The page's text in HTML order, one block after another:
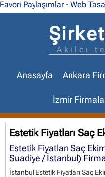
Favori Paylaşımlar- Web
Akılcı
Anasayfa Ankara
İzmir
Estetik Fiyatları Saç
Estetik Fiyatları Saç
Suadiye / İstanbul) Firma
İstanbul Estetik Fiyatları Saç